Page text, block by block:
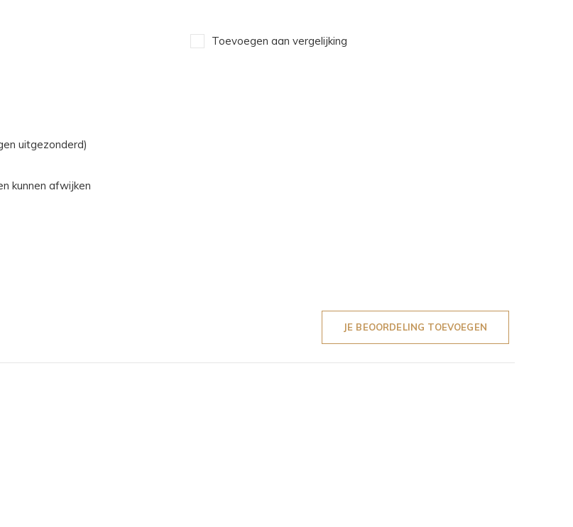
Toevoegen aan vergelijking
uitgezonderd)
kunnen afwijken
JE BEOORDELING TOEVOEGEN